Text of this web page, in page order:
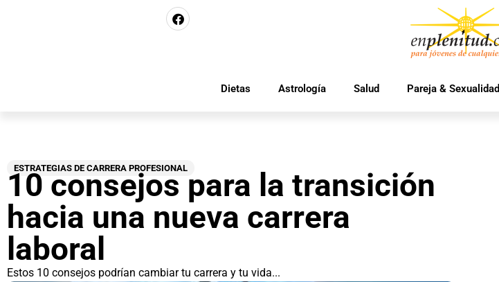
Dietas Astrología Salud Pareja & Sexualidad
ESTRATEGIAS DE CARRERA PROFESIONAL
10 consejos para la transición
hacia una nueva carrera
laboral
Estos 10 consejos podrían cambiar tu carrera y tu vida...